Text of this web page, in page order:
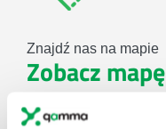
Znajdź nas na mapie
Zobacz mapę